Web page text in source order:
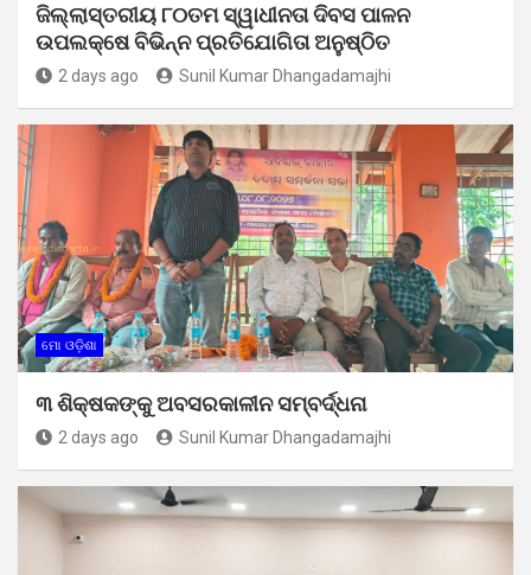
ଜିଲ୍ଲାସ୍ତରୀୟ ୮୦ତମ ସ୍ୱାଧୀନତା ଦିବସ ପାଳନ
ଉପଲକ୍ଷେ ବିଭିନ୍ନ ପ୍ରତିଯୋଗିତା ଅନୁଷ୍ଠିତ
2 days ago Sunil Kumar Dhangadamajhi
ମୋ ଓଡ଼ିଶା
୩ ଶିକ୍ଷକଙ୍କୁ ଅବସରକାଳୀନ ସମ୍ବର୍ଦ୍ଧନା
2 days ago Sunil Kumar Dhangadamajhi